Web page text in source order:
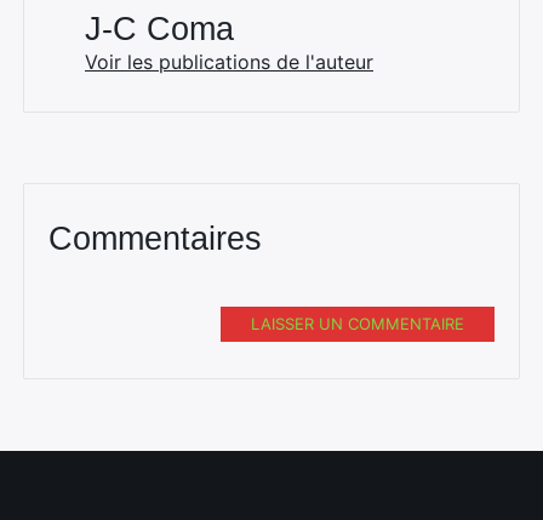
J-C Coma
Voir les publications de l'auteur
Commentaires
LAISSER UN COMMENTAIRE